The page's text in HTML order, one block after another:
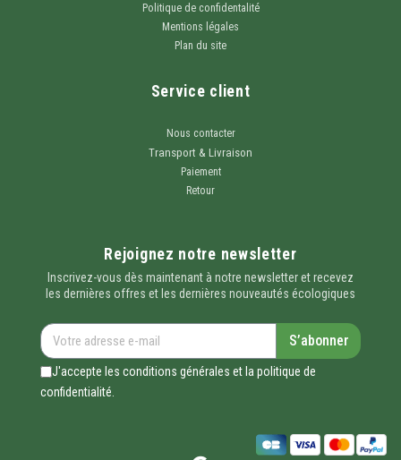
Politique de confidentalité
Mentions légales
Plan du site
Service client
Nous contacter
Transport & Livraison
Paiement
Retour
Rejoignez notre newsletter
Inscrivez-vous dès maintenant à notre newsletter et recevez
les dernières offres et les dernières nouveautés écologiques
S’abonner
J'accepte les conditions générales et la politique de
confidentialité.